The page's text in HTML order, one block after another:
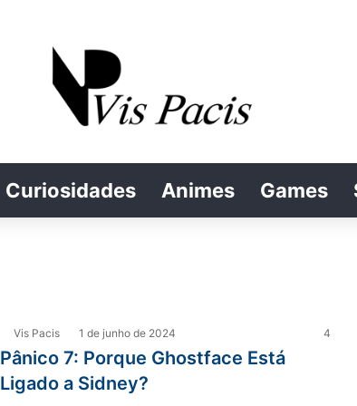
Curiosidades Animes Games
Vis Pacis 1 de junho de 2024 4
Pânico 7: Porque Ghostface Está
Ligado a Sidney?